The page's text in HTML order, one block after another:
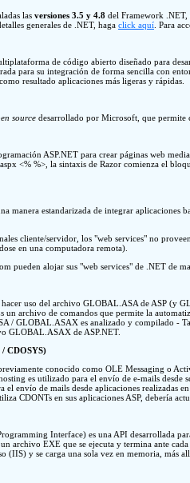
las versiones 3.5 y 4.8 del Framework .NET,
generales de .NET, haga click aquí . Para
de código abierto diseñado para
para su integración de forma sencilla con
resultado aplicaciones más ligeras y rápidas.
source desarrollado por Microsoft, que permite
ASP.NET para crear páginas web
<% %>, la sintaxis de Razor comienza el
manera estandarizada de integrar
cliente/servidor, los "web services" no
en una computadora remota).
pueden alojar sus "web services" de .NET de
hacer uso del archivo GLOBAL.ASA de ASP
archivo de comandos que permite la
/ GLOBAL.ASAX es analizado y compilado -
GLOBAL.ASAX de ASP.NET.
CDOSYS)
conocido como OLE Messaging o
es utilizado para el envío de e-mails
el envío de mails desde aplicaciones
CDONTs en sus aplicaciones ASP, debería
Interface) es una API desarrollada
un archivo EXE que se ejecuta y termina ante
(IIS) y se carga una sola vez en memoria, más